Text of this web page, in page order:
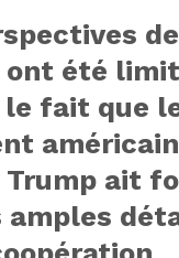
de
ont été
le fait que
américain
Trump ait
amples